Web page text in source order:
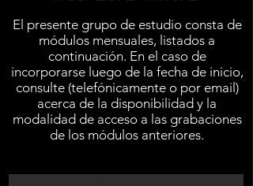
El presente grupo de estudio consta de
módulos mensuales, listados a
continuación. En el caso de
incorporarse luego de la fecha de inicio,
consulte (telefónicamente o por email)
acerca de la disponibilidad y la
modalidad de acceso a las grabaciones
de los módulos anteriores.